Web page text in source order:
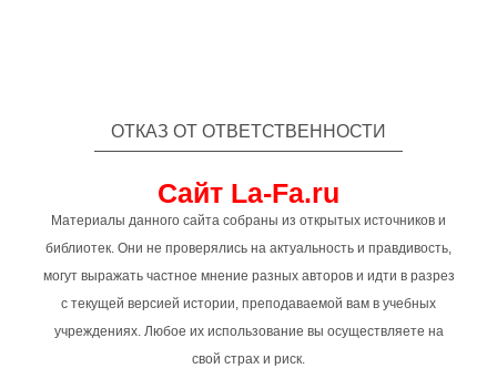
ОТКАЗ ОТ ОТВЕТСТВЕННОСТИ
Сайт La-Fa.ru
Материалы данного сайта собраны из открытых источников и
библиотек. Они не проверялись на актуальность и правдивость,
могут выражать частное мнение разных авторов и идти в разрез
с текущей версией истории, преподаваемой вам в учебных
учреждениях. Любое их использование вы осуществляете на
свой страх и риск.